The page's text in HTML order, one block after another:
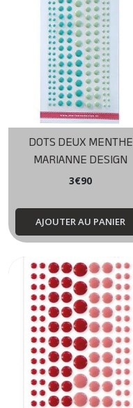
DOTS DEUX MENTHE
MARIANNE DESIGN
3€90
AJOUTER AU PANIER